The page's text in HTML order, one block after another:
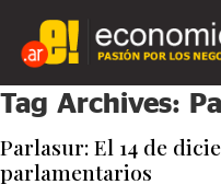
Tag Archives:
Parlasur: El 14 de
parlamentarios